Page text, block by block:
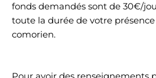
fonds demandés sont de 30€/
toute la durée de votre
comorien.